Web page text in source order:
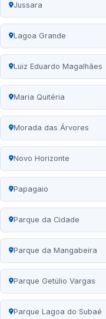
Jussara
Lagoa Grande
Luiz Eduardo Magalhães
Maria Quitéria
Morada das Árvores
Novo Horizonte
Papagaio
Parque da Cidade
Parque da Mangabeira
Parque Getúlio Vargas
Parque Lagoa do Subaé